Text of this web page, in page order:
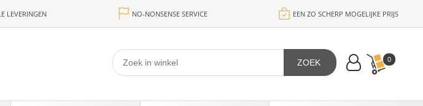
LEVERINGEN NO-NONSENSE SERVICE EEN ZO SCHERP MOGELIJKE PRIJS
0
ZOEK